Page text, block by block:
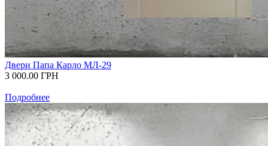
Двери Папа Карло МЛ-29
3 000.00 ГРН
Подробнее